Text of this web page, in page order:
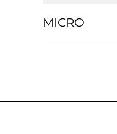
MICRO